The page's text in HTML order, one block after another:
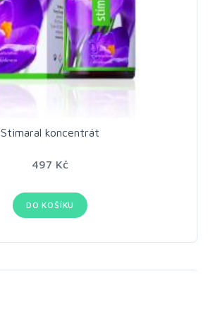
Stimaral koncentrát
497 Kč
DO KOŠÍKU